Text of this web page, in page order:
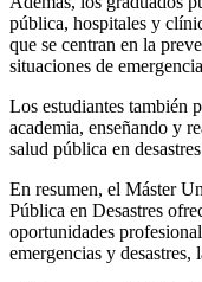
pública, hospitales y
que se centran en la
situaciones de
Los estudiantes también
academia, enseñando y
salud pública en
En resumen, el Máster
Pública en Desastres
oportunidades
emergencias y